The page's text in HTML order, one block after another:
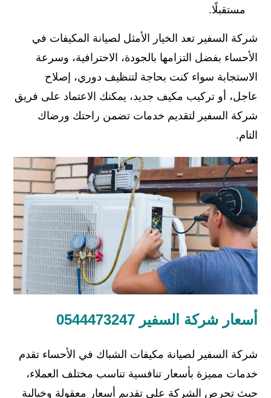
مستقبلًا.
شركة السفير تعد الخيار الأمثل لصيانة المكيفات في
الأحساء بفضل التزامها بالجودة، الاحترافية، وسرعة
الاستجابة سواء كنت بحاجة لتنظيف دوري، إصلاح
عاجل، أو تركيب مكيف جديد، يمكنك الاعتماد على فريق
شركة السفير لتقديم خدمات تضمن راحتك ورضاك
التام.
أسعار شركة السفير 0544473247
شركة السفير لصيانة مكيفات الشباك في الأحساء تقدم
خدمات مميزة بأسعار تنافسية تناسب مختلف العملاء،
حيث تحرص الشركة على تقديم أسعار معقولة وخيالية